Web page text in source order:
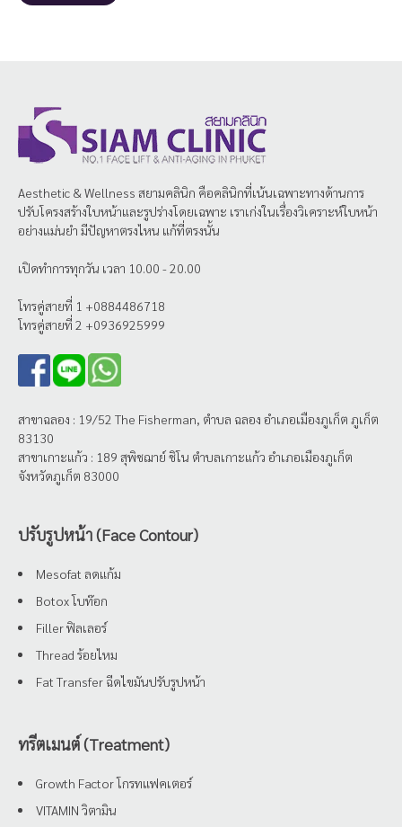
Aesthetic & Wellness สยามคลินิก คือคลินิกที่เน้นเฉพาะทางด้านการ
ปรับโครงสร้างใบหน้าและรูปร่างโดยเฉพาะ เราเก่งในเรื่องวิเคราะห์ใบหน้า
อย่างแม่นยำ มีปัญหาตรงไหน แก้ที่ตรงนั้น
เปิดทำการทุกวัน เวลา 10.00 - 20.00
โทรคู่สายที่ 1 +0884486718
โทรคู่สายที่ 2 +0936925999
สาขาฉลอง : 19/52 The Fisherman, ตำบล ฉลอง อำเภอเมืองภูเก็ต ภูเก็ต
83130
สาขาเกาะแก้ว : 189 สุพิชฌาย์ ชิโน ตำบลเกาะแก้ว อำเภอเมืองภูเก็ต
จังหวัดภูเก็ต 83000
ปรับรูปหน้า (Face Contour)
Mesofat ลดแก้ม
Botox โบท๊อก
Filler ฟิลเลอร์
Thread ร้อยไหม
Fat Transfer ฉีดไขมันปรับรูปหน้า
ทรีตเมนต์ (Treatment)
Growth Factor โกรทแฟคเตอร์
VITAMIN วิตามิน